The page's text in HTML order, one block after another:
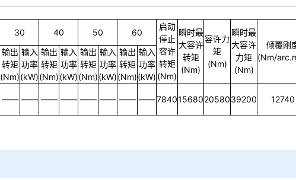
30 40 50 60
启动
停止
容许
转矩
(Nm)
瞬时最
大容许
转矩
(Nm)
容许力
矩
(Nm)
瞬时最
大容许
力矩
(Nm)
倾覆刚
(Nm/
输出
转矩
(Nm)
输入
功率
(kW)
输出
转矩
(Nm)
输入
功率
(kW)
输出
转矩
(Nm)
输入
功率
(kW)
输出
转矩
(Nm)
输入
功率
(kW)
—— —— —— —— —— —— —— ——7840156802058039200 12740